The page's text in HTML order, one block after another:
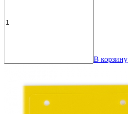
В корзину